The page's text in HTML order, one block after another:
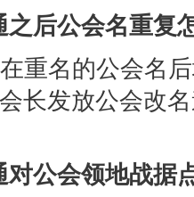
之后公会名重复
重名的公会名
长发放公会改
对公会领地战据